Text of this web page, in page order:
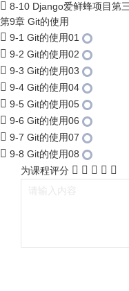
8-10 Django爱鲜蜂项目第
第9章 Git的使用
9-1 Git的使用01
9-2 Git的使用02
9-3 Git的使用03
9-4 Git的使用04
9-5 Git的使用05
9-6 Git的使用06
9-7 Git的使用07
9-8 Git的使用08
为课程评分